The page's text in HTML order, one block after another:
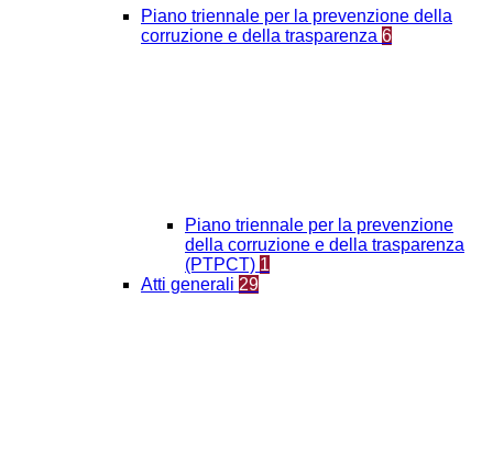
Piano triennale per la prevenzione della
corruzione e della trasparenza 6
Piano triennale per la prevenzione
della corruzione e della trasparenza
(PTPCT) 1
Atti generali 29